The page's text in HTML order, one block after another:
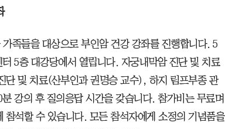
족들을 대상으로 부인암 건강 강좌를 진행합니다. 5
5층 대강당에서 열립니다. 자궁내막암 진단 및 치료
단 및 치료(산부인과 권명승 교수), 하지 림프부종 관
강의 후 질의응답 시간을 갖습니다. 참가비는 무료며
참석할 수 있습니다. 모든 참석자에게 소정의 기념품을